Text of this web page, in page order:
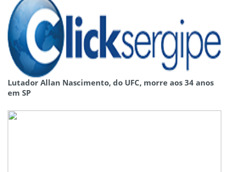
Lutador Allan Nascimento, do UFC, morre aos 34 anos
em SP